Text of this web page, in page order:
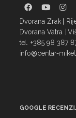
Dvorana Zrak |
Dvorana Vatra |
tel. +385 98 387
info@centar-
GOOGLE